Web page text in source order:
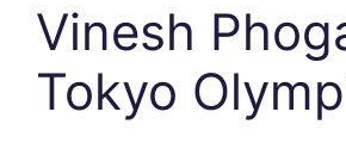
Vinesh
Tokyo